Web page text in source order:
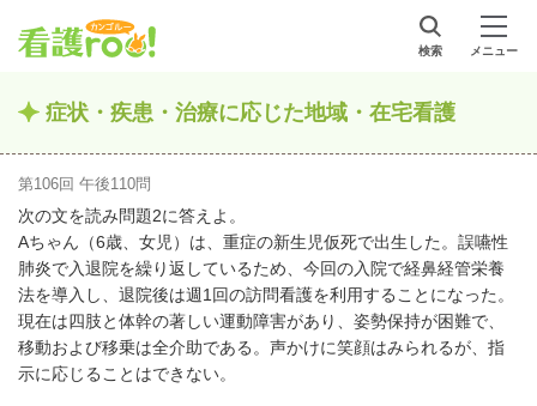
検索 メニュー
症状・疾患・治療に応じた地域・在宅看護
第106回 午後110問
次の文を読み問題2に答えよ。
Aちゃん（6歳、女児）は、重症の新生児仮死で出生した。誤嚥性
肺炎で入退院を繰り返しているため、今回の入院で経鼻経管栄養
法を導入し、退院後は週1回の訪問看護を利用することになった。
現在は四肢と体幹の著しい運動障害があり、姿勢保持が困難で、
移動および移乗は全介助である。声かけに笑顔はみられるが、指
示に応じることはできない。